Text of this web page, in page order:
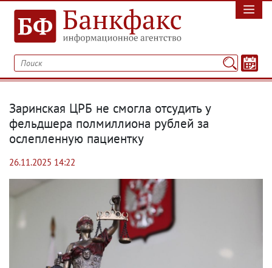
Заринская ЦРБ не смогла отсудить у
фельдшера полмиллиона рублей за
ослепленную пациентку
26.11.2025 14:22